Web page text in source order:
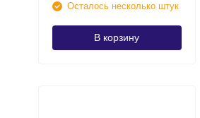
Осталось несколько штук
В корзину